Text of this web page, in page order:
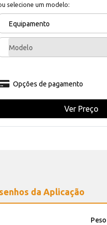
selecione um modelo:
Equipamento
Modelo
Opções de pagamento
Ver Preço
da Aplicação
Peso